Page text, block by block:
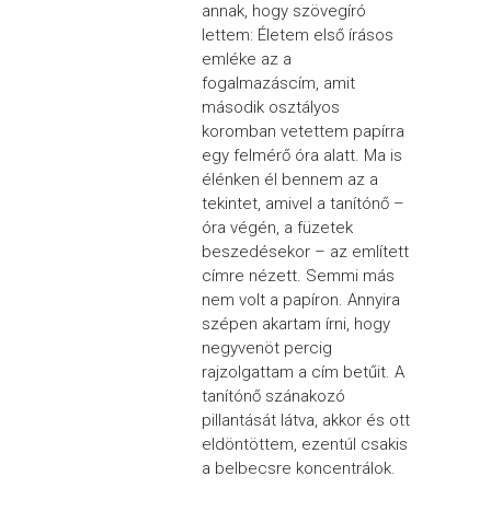
annak, hogy szövegíró
lettem: Életem első írásos
emléke az a
fogalmazáscím, amit
második osztályos
koromban vetettem papírra
egy felmérő óra alatt. Ma is
élénken él bennem az a
tekintet, amivel a tanítónő –
óra végén, a füzetek
beszedésekor – az említett
címre nézett. Semmi más
nem volt a papíron. Annyira
szépen akartam írni, hogy
negyvenöt percig
rajzolgattam a cím betűit. A
tanítónő szánakozó
pillantását látva, akkor és ott
eldöntöttem, ezentúl csakis
a belbecsre koncentrálok.